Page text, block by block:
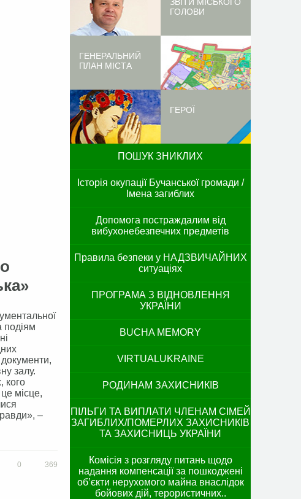
подіям
залу.
кого
місце,
–
369
0
ГОЛОВИ
ГЕНЕРАЛЬНИЙ
ПЛАН МІСТА
ГЕРОЇ
ПОШУК ЗНИКЛИХ
Історія окупації Бучанської громади /
Імена загиблих
Допомога постраждалим від
вибухонебезпечних предметів
Правила безпеки у НАДЗВИЧАЙНИХ
ситуаціях
ПРОГРАМА З ВІДНОВЛЕННЯ
УКРАЇНИ
BUCHA MEMORY
VIRTUALUKRAINE
РОДИНАМ ЗАХИСНИКІВ
ПІЛЬГИ ТА ВИПЛАТИ ЧЛЕНАМ СІМЕЙ
ЗАГИБЛИХ/ПОМЕРЛИХ ЗАХИСНИКІВ
ТА ЗАХИСНИЦЬ УКРАЇНИ
Комісія з розгляду питань щодо
надання компенсації за пошкоджені
об’єкти нерухомого майна внаслідок
бойових дій, терористичних..